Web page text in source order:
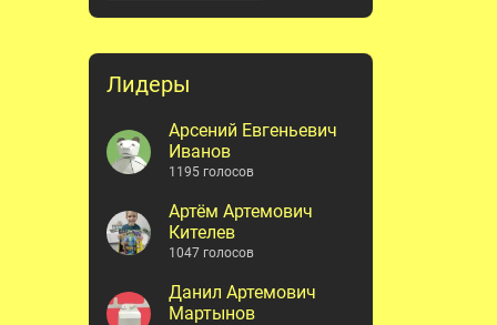
Лидеры
Арсений Евгеньевич
Иванов
1195 голосов
Артём Артемович
Кителев
1047 голосов
Данил Артемович
Мартынов